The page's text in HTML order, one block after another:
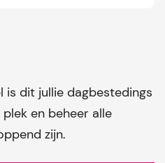
is dit jullie dagbestedings
en beheer alle
zijn.